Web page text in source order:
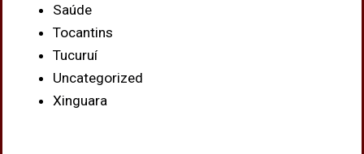
Saúde
Tocantins
Tucuruí
Uncategorized
Xinguara